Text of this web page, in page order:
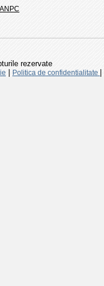
ANPC
rezervate
Politica de confidentialitate